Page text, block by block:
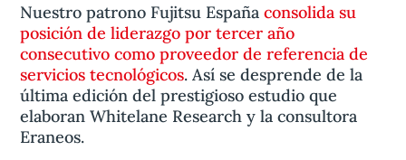
Nuestro patrono Fujitsu España consolida su
posición de liderazgo por tercer año
consecutivo como proveedor de referencia de
servicios tecnológicos. Así se desprende de la
última edición del prestigioso estudio que
elaboran Whitelane Research y la consultora
Eraneos.